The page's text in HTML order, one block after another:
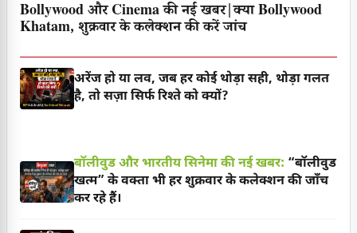
Bollywood और Cinema की नई खबर|क्या Bollywood
Khatam, शुक्रवार के कलेक्शन की करें जांच
अरेंज हो या लव, जब हर कोई थोड़ा सही, थोड़ा गलत
है, तो सज़ा सिर्फ रिश्ते को क्यों?
बॉलीवुड और भारतीय सिनेमा की नई खबर: “बॉलीवुड
खत्म” के वक्ता भी हर शुक्रवार के कलेक्शन की जाँच
कर रहे हैं।